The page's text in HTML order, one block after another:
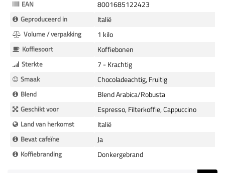
EAN 8001685122423
Geproduceerd in Italië
Volume / verpakking 1 kilo
Koffiesoort Koffiebonen
Sterkte 7 - Krachtig
Smaak Chocoladeachtig, Fruitig
Blend Blend Arabica/Robusta
Geschikt voor Espresso, Filterkoffie, Cappuccino
Land van herkomst Italië
Bevat cafeïne Ja
Koffiebranding Donkergebrand